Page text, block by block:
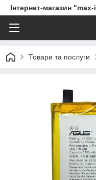
Інтернет-магазин
Товари та послуги